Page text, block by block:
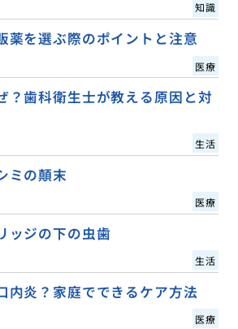
知識
薬を選ぶ際のポイントと注意
医療
？歯科衛生士が教える原因と対
生活
ミの顛末
医療
ッジの下の虫歯
生活
内炎？家庭でできるケア方法
医療